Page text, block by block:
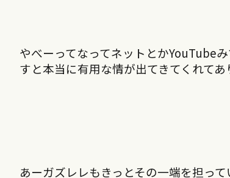
やべーってなってネットとかYouTube
すと本当に有用な情が出てきてくれてあ
あーガズレレもきっとその一端を担っ